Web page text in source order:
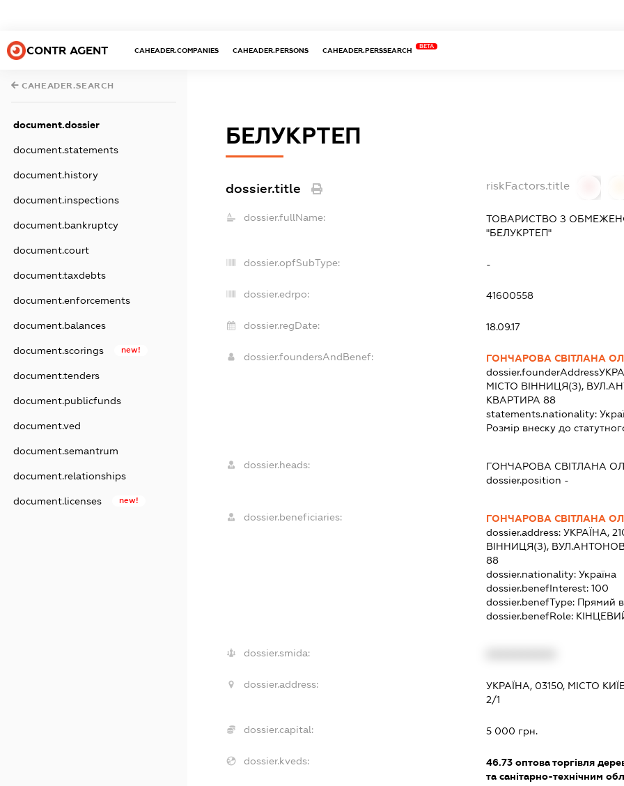
CONTR AGENT CAHEADER.COMPANIES CAHEADER.PERSONS CAHEADER.PERSSEARCH
BETA
CAHEADER.SEARCH
document.dossier
document.statements
document.history
document.inspections
document.bankruptcy
document.court
document.taxdebts
document.enforcements
document.balances
document.scorings new!
document.tenders
document.publicfunds
document.ved
document.semantrum
document.relationships
document.licenses new!
БЕЛУКРТЕП
dossier.title riskFactors.title
dossier.fullName:
ТОВАРИСТВО З
"БЕЛУКРТЕП"
dossier.opfSubType: -
dossier.edrpo: 41600558
dossier.regDate: 18.09.17
dossier.foundersAndBenef:
ГОНЧАРОВА СВІТЛАНА
dossier.founderAddress
МІСТО ВІННИЦЯ(З),
КВАРТИРА 88
statements.nationality:
Розмір внеску до
dossier.heads: ГОНЧАРОВА СВІТЛАНА
dossier.position -
dossier.beneficiaries:
ГОНЧАРОВА СВІТЛАНА
dossier.address: УКРАЇНА,
ВІННИЦЯ(З),
88
dossier.nationality: Україна
dossier.benefInterest: 100
dossier.benefType: Прямий
dossier.benefRole:
dossier.smida:
dossier.address:
УКРАЇНА, 03150, МІСТО
2/1
dossier.capital: 5 000 грн.
dossier.kveds: 46.73оптова торгівля
та санітарно-технічним